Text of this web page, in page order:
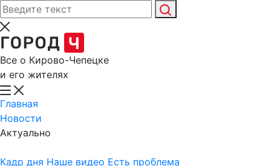
Все о Кирово-Чепецке
и его жителях
Главная
Новости
Актуально
Кадр дня Наше видео Есть проблема